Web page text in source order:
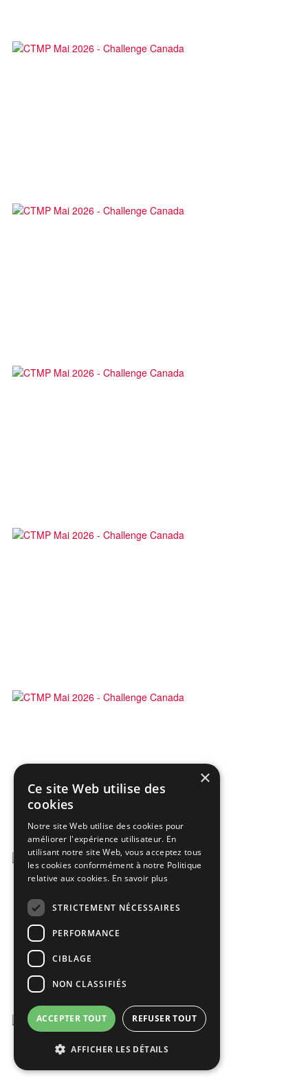
×
Ce site Web utilise des
cookies
Notre site Web utilise des cookies pour
améliorer l'expérience utilisateur. En
utilisant notre site Web, vous acceptez tous
les cookies conformément à notre Politique
relative aux cookies. En savoir plus
STRICTEMENT NÉCESSAIRES
PERFORMANCE
CIBLAGE
NON CLASSIFIÉS
ACCEPTER TOUT REFUSER TOUT
AFFICHER LES DÉTAILS